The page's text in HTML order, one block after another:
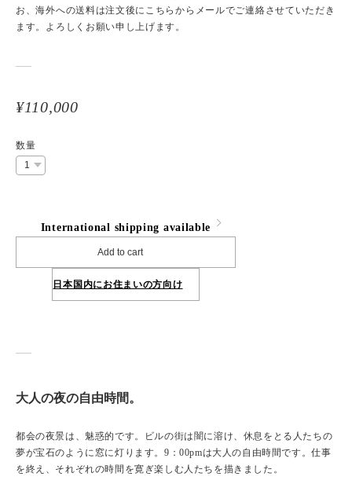
お、海外への送料は注文後にこちらからメールでご連絡させていただき
ます。よろしくお願い申し上げます。
¥110,000
数量
International shipping available
Add to cart
日本国内にお住まいの方向け
大人の夜の自由時間。
都会の夜景は、魅惑的です。ビルの街は闇に溶け、休息をとる人たちの
夢が宝石のように窓に灯ります。9：00pmは大人の自由時間です。仕事
を終え、それぞれの時間を寛ぎ楽しむ人たちを描きました。